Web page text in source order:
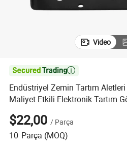
Video

Endüstriyel Zemin Tartım
Maliyet Etkili Elektronik Tartım
Arayüzü)
$22,00 / Parça
10 Parça (MOQ)